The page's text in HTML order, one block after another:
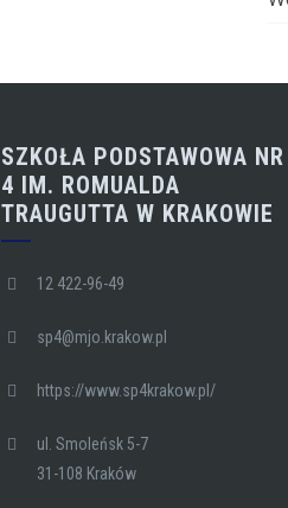
SZKOŁA PODSTAWOWA NR
4 IM. ROMUALDA
TRAUGUTTA W KRAKOWIE
12 422-96-49
sp4@mjo.krakow.pl
https://www.sp4krakow.pl/
ul. Smoleńsk 5-7
31-108 Kraków